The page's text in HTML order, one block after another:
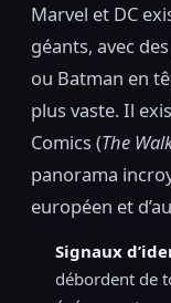
Marvel et DC
géants, avec
ou Batman en
plus vaste. Il
Comics (The
panorama
européen et
Signaux
débordent de